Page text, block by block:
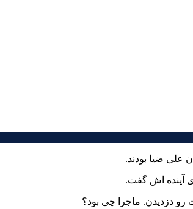
آینده اش گفت.
دزدیدن. ماجرا چی بود؟